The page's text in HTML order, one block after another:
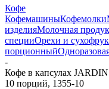
Кофе
КофемашиныКофемолки
изделияМолочная
специиОрехи и
порционный
-
Кофе в капсулах
10 порций, 1355-10